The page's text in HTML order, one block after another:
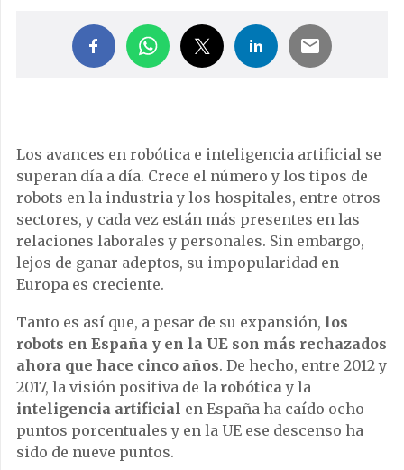
Los avances en robótica e inteligencia artificial se
superan día a día. Crece el número y los tipos de
robots en la industria y los hospitales, entre otros
sectores, y cada vez están más presentes en las
relaciones laborales y personales. Sin embargo,
lejos de ganar adeptos, su impopularidad en
Europa es creciente.
Tanto es así que, a pesar de su expansión, los
robots en España y en la UE son más rechazados
ahora que hace cinco años. De hecho, entre 2012 y
2017, la visión positiva de la robóticay la
inteligencia artificial en España ha caído ocho
puntos porcentuales y en la UE ese descenso ha
sido de nueve puntos.